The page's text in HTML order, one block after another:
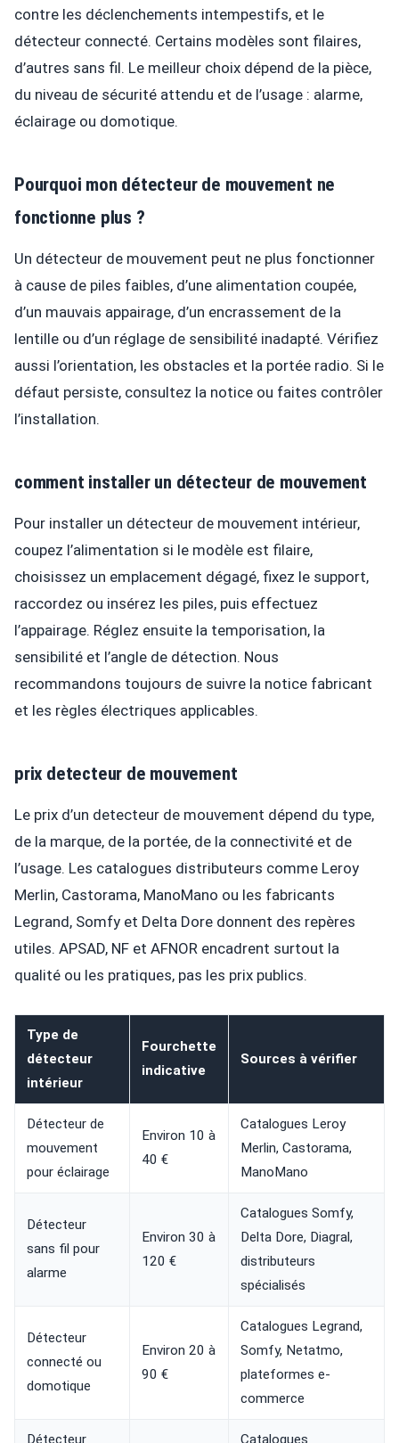
contre les déclenchements intempestifs, et le
détecteur connecté. Certains modèles sont filaires,
d’autres sans fil. Le meilleur choix dépend de la pièce,
du niveau de sécurité attendu et de l’usage : alarme,
éclairage ou domotique.
Pourquoi mon détecteur de mouvement ne
fonctionne plus ?
Un détecteur de mouvement peut ne plus fonctionner
à cause de piles faibles, d’une alimentation coupée,
d’un mauvais appairage, d’un encrassement de la
lentille ou d’un réglage de sensibilité inadapté. Vérifiez
aussi l’orientation, les obstacles et la portée radio. Si le
défaut persiste, consultez la notice ou faites contrôler
l’installation.
comment installer un détecteur de mouvement
Pour installer un détecteur de mouvement intérieur,
coupez l’alimentation si le modèle est filaire,
choisissez un emplacement dégagé, fixez le support,
raccordez ou insérez les piles, puis effectuez
l’appairage. Réglez ensuite la temporisation, la
sensibilité et l’angle de détection. Nous
recommandons toujours de suivre la notice fabricant
et les règles électriques applicables.
prix detecteur de mouvement
Le prix d’un detecteur de mouvement dépend du type,
de la marque, de la portée, de la connectivité et de
l’usage. Les catalogues distributeurs comme Leroy
Merlin, Castorama, ManoMano ou les fabricants
Legrand, Somfy et Delta Dore donnent des repères
utiles. APSAD, NF et AFNOR encadrent surtout la
qualité ou les pratiques, pas les prix publics.
Type de
détecteur
intérieur
Fourchette
indicative
Sources à vérifier
Détecteur de
mouvement
pour éclairage
Environ 10 à
40 €
Catalogues Leroy
Merlin, Castorama,
ManoMano
Détecteur
sans fil pour
alarme
Environ 30 à
120 €
Catalogues Somfy,
Delta Dore, Diagral,
distributeurs
spécialisés
Détecteur
connecté ou
domotique
Environ 20 à
90 €
Catalogues Legrand,
Somfy, Netatmo,
plateformes e-
commerce
Détecteur
Catalogues